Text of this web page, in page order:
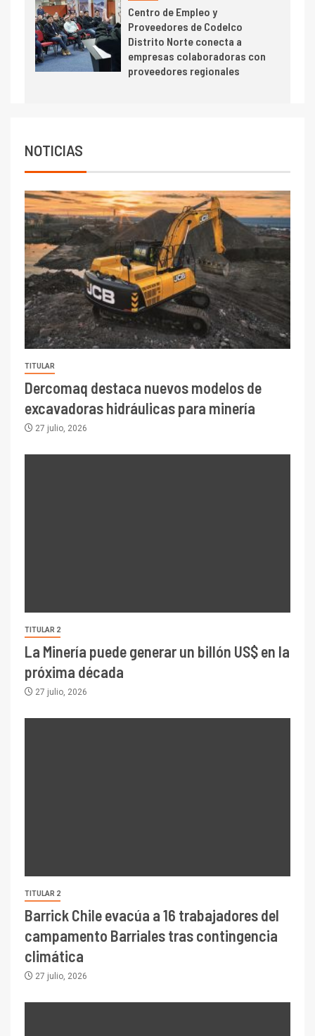
BHP proyecta producción de
cobre cercana a 2 millones de
toneladas tras récord en
Escondida
Centro de Empleo y
Proveedores de Codelco
Distrito Norte conecta a
empresas colaboradoras con
proveedores regionales
NOTICIAS
TITULAR
Dercomaq destaca nuevos modelos de
excavadoras hidráulicas para minería
27 julio, 2026
TITULAR 2
La Minería puede generar un billón US$ en la
próxima década
27 julio, 2026
TITULAR 2
Barrick Chile evacúa a 16 trabajadores del
campamento Barriales tras contingencia
climática
27 julio, 2026